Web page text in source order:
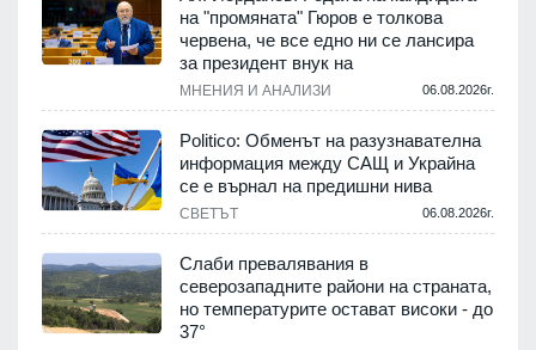
на "промяната" Гюров е толкова
червена, че все едно ни се лансира
за президент внук на
МНЕНИЯ И АНАЛИЗИ 06.08.2026г.
Politico: Обменът на разузнавателна
информация между САЩ и Украйна
се е върнал на предишни нива
СВЕТЪТ 06.08.2026г.
Слаби превалявания в
северозападните райони на страната,
но температурите остават високи - до
37°